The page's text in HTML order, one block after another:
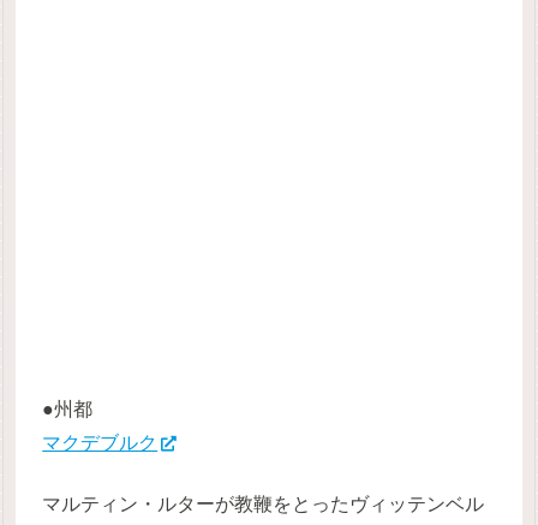
●州都
マクデブルク
マルティン・ルターが教鞭をとったヴィッテンベル